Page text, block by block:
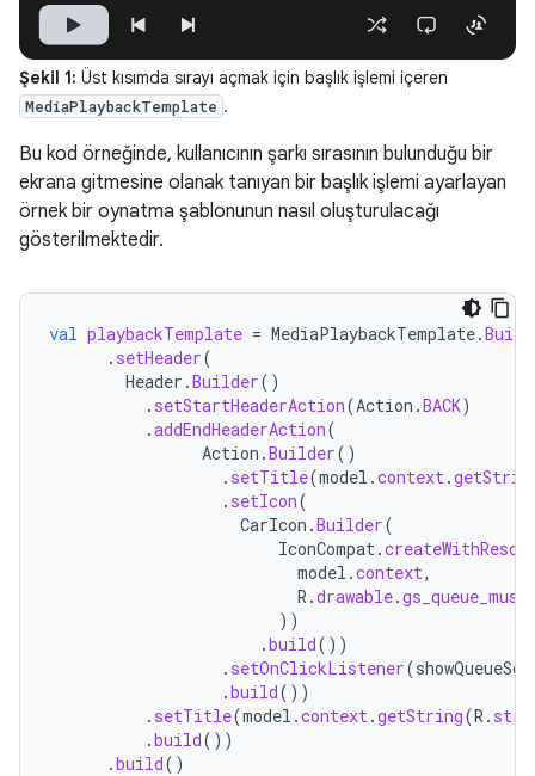
Şekil 1: Üst kısımda sırayı açmak için başlık işlemi içeren
MediaPlaybackTemplate .
Bu kod örneğinde, kullanıcının şarkı sırasının bulunduğu bir
ekrana gitmesine olanak tanıyan bir başlık işlemi ayarlayan
örnek bir oynatma şablonunun nasıl oluşturulacağı
gösterilmektedir.
val playbackTemplate = MediaPlaybackTemplate.
. setHeader(
Header .Builder()
. setStartHeaderAction(Action .BACK)
.addEndHeaderAction(
Action .Builder()
. setTitle(model .context.
. setIcon(
CarIcon .Builder(
IconCompat.
model .context,
R .drawable.
))
.build())
. setOnClickListener(
.build())
. setTitle(model .context.getString(R .
.build())
.build()